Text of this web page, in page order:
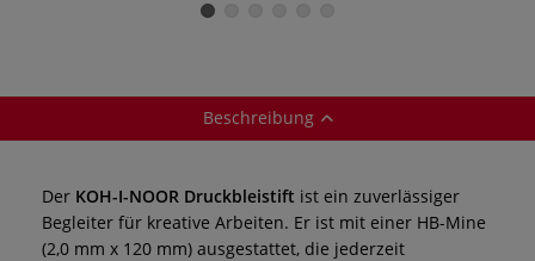
Beschreibung
Der KOH-I-NOOR Druckbleistift ist ein zuverlässiger
Begleiter für kreative Arbeiten. Er ist mit einer HB-Mine
(2,0 mm x 120 mm) ausgestattet, die jederzeit